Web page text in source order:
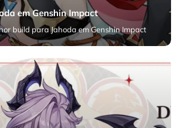
em Genshin Impact
build para Jahoda em Genshin Impact
4, 2025